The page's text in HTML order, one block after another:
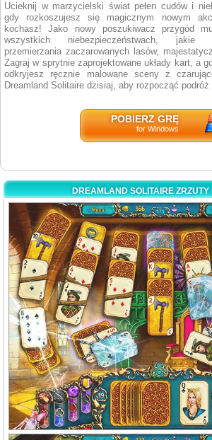
Ucieknij w marzycielski świat pełen cudów i
gdy rozkoszujesz się magicznym nowym
kochasz! Jako nowy poszukiwacz przygód
wszystkich niebezpieczeństwach, jakie
przemierzania zaczarowanych lasów,
Zagraj w sprytnie zaprojektowane układy kart, a
odkryjesz ręcznie malowane sceny z
Dreamland Solitaire dzisiaj, aby rozpocząć
POBIERZ GRĘ
for Windows
DREAMLAND SOLITAIRE